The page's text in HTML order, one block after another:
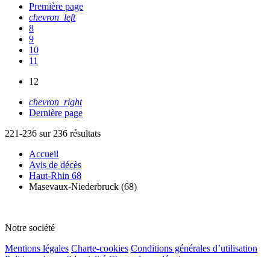
Première page
chevron_left
8
9
10
11
12
chevron_right
Dernière page
221-236 sur 236 résultats
Accueil
Avis de décès
Haut-Rhin 68
Masevaux-Niederbruck (68)
Notre société
Mentions légales Charte-cookies Conditions générales d’utilisation